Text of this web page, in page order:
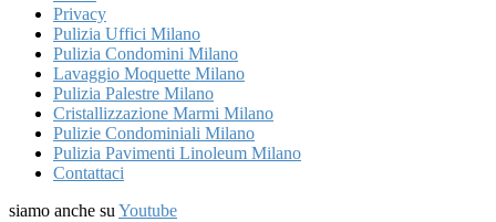
Privacy
Pulizia Uffici Milano
Pulizia Condomini Milano
Lavaggio Moquette Milano
Pulizia Palestre Milano
Cristallizzazione Marmi Milano
Pulizie Condominiali Milano
Pulizia Pavimenti Linoleum Milano
Contattaci
siamo anche su Youtube